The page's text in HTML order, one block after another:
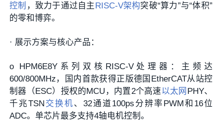
控制 ，致力于通过自主 RISC-V架构突破“算力”与“体积”
的零和博弈。
· 展示方案与核心产品：
o HPM6E8Y系列双核RISC-V处理器 ：主频达
600/800MHz，
国内首款获得正版德国EtherCAT从站控
制器（ESC）授权的MCU ，内置2个高速以太网 PHY、
千兆TSN 交换机、32通道100ps分辨率PWM和16位
ADC。单芯片最多支持4轴电机控制。